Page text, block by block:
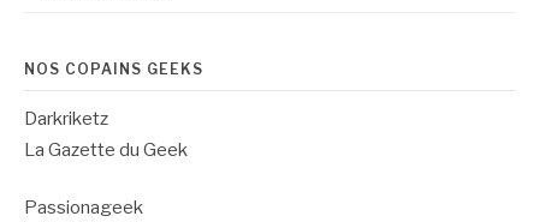
NOS COPAINS GEEKS
Darkriketz
La Gazette du Geek
Passionageek